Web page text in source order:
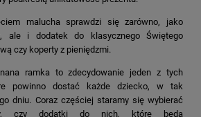
malucha sprawdzi się zarówno, jako
ale i dodatek do klasycznego Świętego
czy koperty z pieniędzmi.
ramka to zdecydowanie jeden z tych
powinno dostać każde dziecko, w tak
dniu. Coraz częściej staramy się wybierać
czy dodatki do nich, które będą